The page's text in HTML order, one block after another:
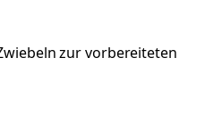
zur vorbereiteten